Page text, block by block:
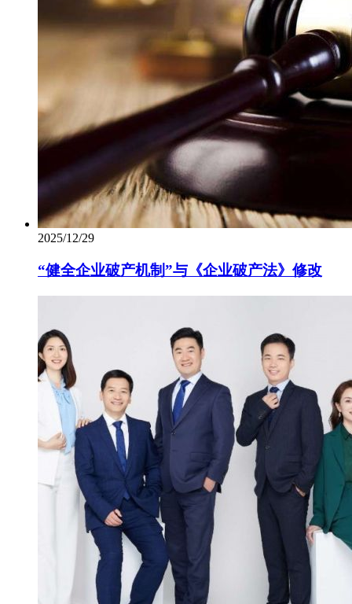
2025/12/29
“健全企业破产机制”与《企业破产法》修改